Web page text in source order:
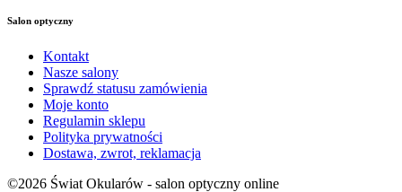
Salon optyczny
Kontakt
Nasze salony
Sprawdź statusu zamówienia
Moje konto
Regulamin sklepu
Polityka prywatności
Dostawa, zwrot, reklamacja
©2026 Świat Okularów - salon optyczny online